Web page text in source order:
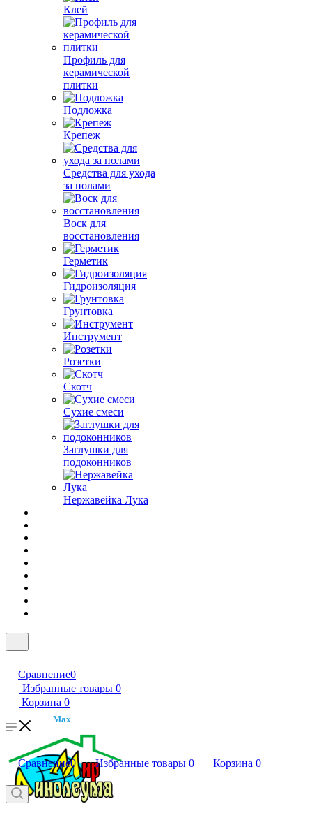
Клей
Профиль для
керамической
плитки
Подложка
Крепеж
Средства для ухода
за полами
Воск для
восстановления
Герметик
Гидроизоляция
Грунтовка
Инструмент
Розетки
Скотч
Сухие смеси
Заглушки для
подоконников
Нержавейка Лука
Сравнение0
Избранные товары 0
Корзина 0
Max
Сравнение0 Избранные товары 0 Корзина 0